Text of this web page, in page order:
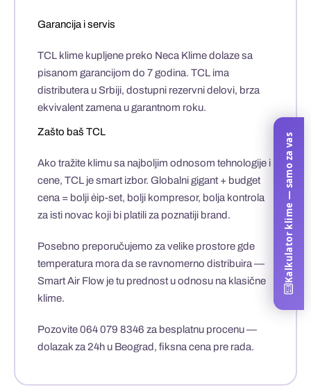
Kalkulator klime — samo za vas
Garancija i servis
TCL klime kupljene preko Neca Klime dolaze sa
pisanom garancijom do 7 godina. TCL ima
distributera u Srbiji, dostupni rezervni delovi, brza
ekvivalent zamena u garantnom roku.
Zašto baš TCL
Ako tražite klimu sa najboljim odnosom tehnologije i
cene, TCL je smart izbor. Globalni gigant + budget
cena = bolji ėip-set, bolji kompresor, bolja kontrola
za isti novac koji bi platili za poznatiji brand.
Posebno preporučujemo za velike prostore gde
temperatura mora da se ravnomerno distribuira —
Smart Air Flow je tu prednost u odnosu na klasične
klime.
Pozovite 064 079 8346 za besplatnu procenu —
dolazak za 24h u Beograd, fiksna cena pre rada.